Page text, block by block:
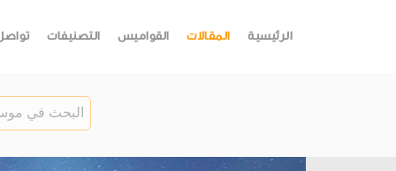
الرئيسية المقالات القواميس التصنيفات